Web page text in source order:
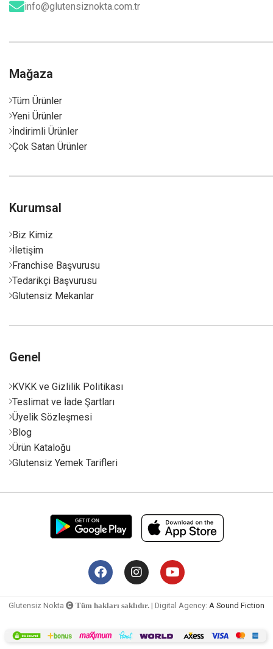
info@glutensiznokta.com.tr
Mağaza
Tüm Ürünler
Yeni Ürünler
İndirimli Ürünler
Çok Satan Ürünler
Kurumsal
Biz Kimiz
İletişim
Franchise Başvurusu
Tedarikçi Başvurusu
Glutensiz Mekanlar
Genel
KVKK ve Gizlilik Politikası
Teslimat ve İade Şartları
Üyelik Sözleşmesi
Blog
Ürün Kataloğu
Glutensiz Yemek Tarifleri
Glutensiz Nokta Tüm hakları saklıdır. | Digital Agency: A Sound Fiction